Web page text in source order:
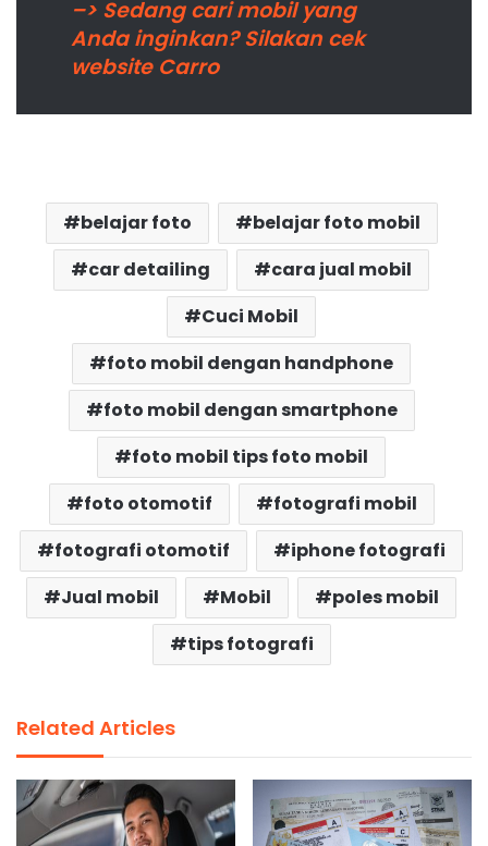
–> Sedang cari mobil yang
Anda inginkan? Silakan cek
website Carro
belajar foto
belajar foto mobil
car detailing
cara jual mobil
Cuci Mobil
foto mobil dengan handphone
foto mobil dengan smartphone
foto mobil tips foto mobil
foto otomotif
fotografi mobil
fotografi otomotif
iphone fotografi
Jual mobil
Mobil
poles mobil
tips fotografi
Related Articles